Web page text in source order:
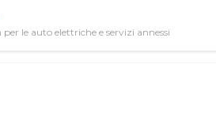
le auto elettriche e servizi annessi